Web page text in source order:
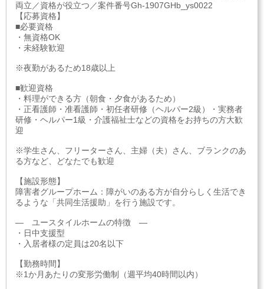
両立／資格が役立つ／案件番号Gh-1907GHb_ys0022
【応募資格】
■必要資格
・無資格OK
・未経験歓迎
※夜勤があるため18歳以上
■歓迎資格
・料理ができる方（朝食・夕食があるため）
・正看護師・准看護師・初任者研修（ヘルパー2級）・実務者
研修・ヘルパー1級・介護福祉士などの資格をお持ちの方大歓
迎
※学生さん、フリーターさん、主婦（夫）さん、ブランクのあ
る方など、どなたでも歓迎
【施設形態】
障害者グループホーム：障がいのある方が自分らしく生活でき
るような「共同生活援助」を行う施設です。
― ユースタイルホームの特徴 ―
・日中支援型
・入居者様の定員は20名以下
【勤務時間】
※1か月あたりの変形労働制（週平均40時間以内）